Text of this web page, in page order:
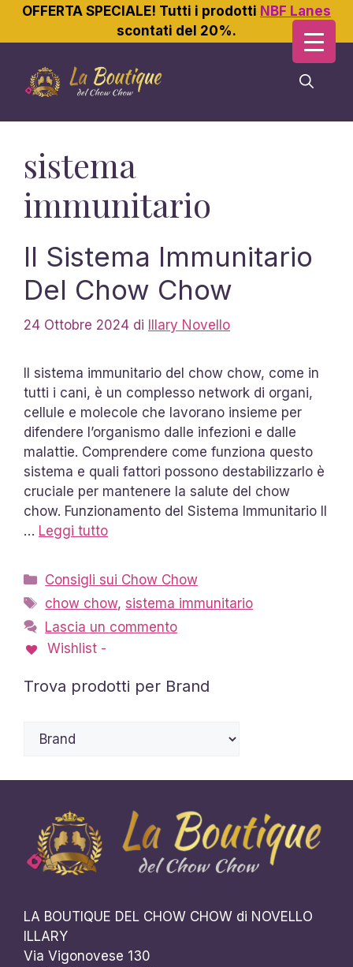
OFFERTA SPECIALE! Tutti i prodotti NBF Lanes
scontati del 20%.
contenuto
sistema
immunitario
Il Sistema Immunitario
Del Chow Chow
24 Ottobre 2024 di Illary Novello
Il sistema immunitario del chow chow, come in
tutti i cani, è un complesso network di organi,
cellule e molecole che lavorano insieme per
difendere l’organismo dalle infezioni e dalle
malattie. Comprendere come funziona questo
sistema e quali fattori possono destabilizzarlo è
cruciale per mantenere la salute del chow
chow. Funzionamento del Sistema Immunitario Il
… Leggi tutto
Categorie
Consigli sui Chow Chow
Tag
chow chow,sistema immunitario
Lascia un commento
Wishlist -
Trova prodotti per Brand
LA BOUTIQUE DEL CHOW CHOW di NOVELLO
ILLARY
Via Vigonovese 130